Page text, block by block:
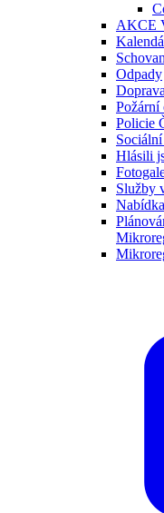
AKCE
Odpady
Doprava
Požární
Policie
Hlásili
Služby